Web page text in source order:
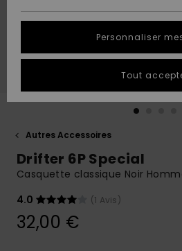
A
Découvrir
A
Découvrir
tailles
conversation
obtenir la
plus rapide
à votre
question.
Démarrer
QUIKSILVER
Autres Accessoires
Drifter 6P Special
Casquette classique Noir
4.0
(1 Avis)
32,00 €
Personnaliser
Tout